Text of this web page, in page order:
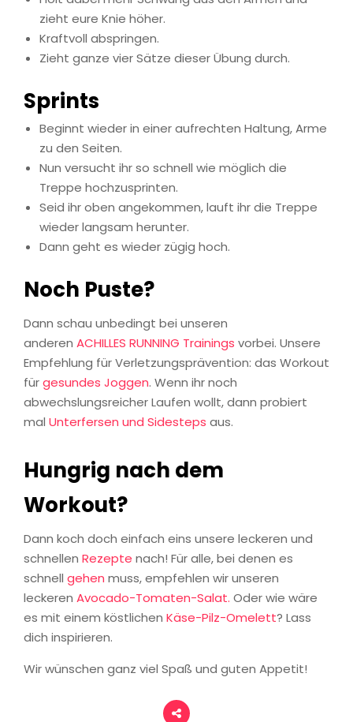
zieht eure Knie höher.
Kraftvoll abspringen.
Zieht ganze vier Sätze dieser Übung durch.
Sprints
Beginnt wieder in einer aufrechten Haltung, Arme
zu den Seiten.
Nun versucht ihr so schnell wie möglich die
Treppe hochzusprinten.
Seid ihr oben angekommen, lauft ihr die Treppe
wieder langsam herunter.
Dann geht es wieder zügig hoch.
Noch Puste?
Dann schau unbedingt bei unseren
anderen ACHILLES RUNNING Trainings vorbei. Unsere
Empfehlung für Verletzungsprävention: das Workout
fürgesundes Joggen. Wenn ihr noch
abwechslungsreicher Laufen wollt, dann probiert
mal Unterfersen und Sidesteps aus.
Hungrig nach dem
Workout?
Dann koch doch einfach eins unsere leckeren und
schnellen Rezepte nach! Für alle, bei denen es
schnell gehen muss, empfehlen wir unseren
leckeren Avocado-Tomaten-Salat. Oder wie wäre
es mit einem köstlichen Käse-Pilz-Omelett? Lass
dich inspirieren.
Wir wünschen ganz viel Spaß und guten Appetit!